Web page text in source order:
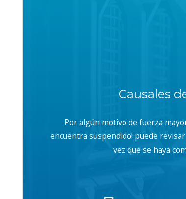
Causales
Por algún motivo de fuerza
encuentra suspendido! puede
vez que se haya